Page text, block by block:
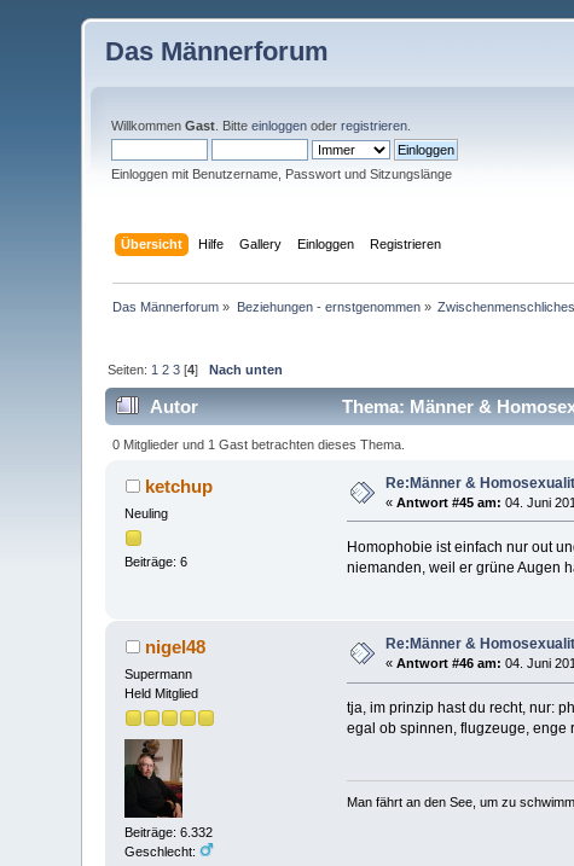
Das Männerforum
WillkommenGast . Bitteeinloggen oderregistrieren
Einloggen mit Benutzername, Passwort und Sitzungslänge
Übersicht Hilfe Gallery Einloggen Registrieren
Das Männerforum » Beziehungen - ernstgenommen» Zwischenmenschliches
Seiten: 1 2 3 [4]Nach unten
Autor Thema: Männer &
0 Mitglieder und 1 Gast betrachten dieses Thema.
ketchup
Neuling
Beiträge: 6
Re:Männer &
«Antwort #45 am: 04. Juni
Homophobie ist einfach nur out
niemanden, weil er grüne Augen
nigel48
Supermann
Held Mitglied
Beiträge: 6.332
Geschlecht:
Re:Männer &
«Antwort #46 am: 04. Juni
tja, im prinzip hast du recht, nur:
egal ob spinnen, flugzeuge, enge
Man fährt an den See, um zu